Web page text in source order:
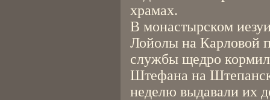
храмах.
В монастырском
Лойолы на Карловой
службы щедро
Штефана на
неделю выдавали их